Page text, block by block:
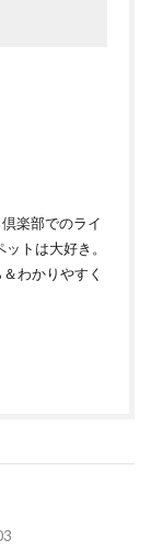
楽部でのライ
トは大好き。
わかりやすく